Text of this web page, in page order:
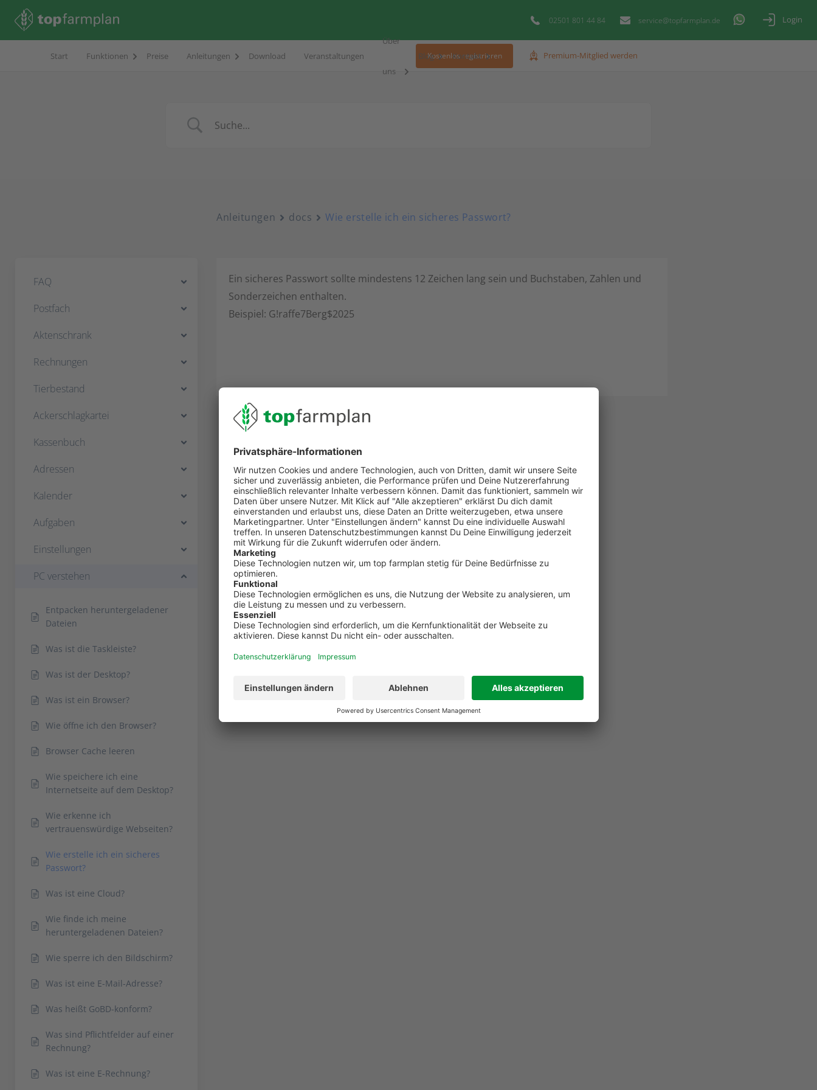
02501 801 44 84 service@topfarmplan.de Login
Start Funktionen Preise Anleitungen Download Veranstaltungen
Über
uns
Blog Kontakt
Kostenlos registrieren Premium-Mitglied werden
FAQ
Postfach
Aktenschrank
Rechnungen
Tierbestand
Ackerschlagkartei
Kassenbuch
Adressen
Kalender
Aufgaben
Einstellungen
PC verstehen
Entpacken heruntergeladener
Dateien
Was ist die Taskleiste?
Was ist der Desktop?
Was ist ein Browser?
Wie öffne ich den Browser?
Browser Cache leeren
Wie speichere ich eine
Internetseite auf dem Desktop?
Wie erkenne ich
vertrauenswürdige Webseiten?
Wie erstelle ich ein sicheres
Passwort?
Was ist eine Cloud?
Wie finde ich meine
heruntergeladenen Dateien?
Wie sperre ich den Bildschirm?
Was ist eine E-Mail-Adresse?
Was heißt GoBD-konform?
Was sind Pflichtfelder auf einer
Rechnung?
Was ist eine E-Rechnung?
Anleitungen docs Wie erstelle ich ein sicheres Passwort?
Ein sicheres Passwort sollte mindestens 12 Zeichen lang sein und Buchstaben, Zahlen und
Sonderzeichen enthalten.
Beispiel: G!raffe7Berg$2025